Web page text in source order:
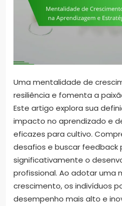
Uma mentalidade de
resiliência e fomenta a
Este artigo explora sua
impacto no aprendizado e
eficazes para cultivo.
desafios e buscar feedback
significativamente o
profissional. Ao adotar uma
crescimento, os indivíduos
desempenho mais alto e